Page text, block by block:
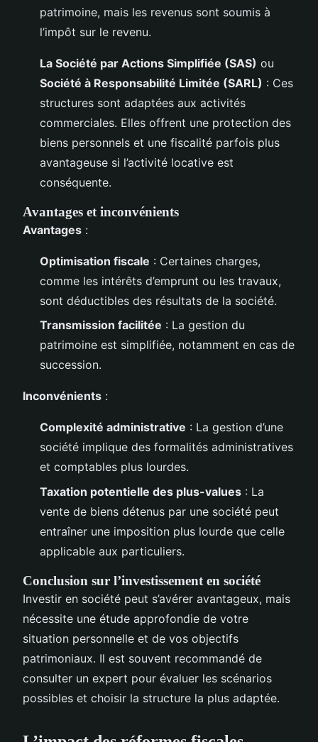
patrimoine, mais les revenus sont soumis à
l’impôt sur le revenu.
La Société par Actions Simplifiée (SAS) ou
Société à Responsabilité Limitée (SARL) : Ces
structures sont adaptées aux activités
commerciales. Elles offrent une protection des
biens personnels et une fiscalité parfois plus
avantageuse si l’activité locative est
conséquente.
Avantages et inconvénients
Avantages :
Optimisation fiscale : Certaines charges,
comme les intérêts d’emprunt ou les travaux,
sont déductibles des résultats de la société.
Transmission facilitée : La gestion du
patrimoine est simplifiée, notamment en cas de
succession.
Inconvénients :
Complexité administrative : La gestion d’une
société implique des formalités administratives
et comptables plus lourdes.
Taxation potentielle des plus-values : La
vente de biens détenus par une société peut
entraîner une imposition plus lourde que celle
applicable aux particuliers.
Conclusion sur l’investissement en société
Investir en société peut s’avérer avantageux, mais
nécessite une étude approfondie de votre
situation personnelle et de vos objectifs
patrimoniaux. Il est souvent recommandé de
consulter un expert pour évaluer les scénarios
possibles et choisir la structure la plus adaptée.